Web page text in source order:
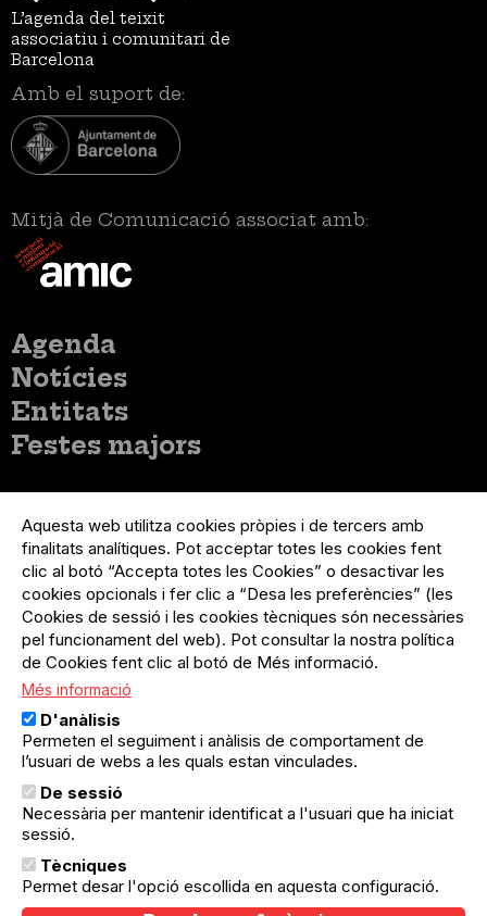
L’agenda del teixit
associatiu i comunitari de
Barcelona
Amb el suport de:
Mitjà de Comunicació associat amb:
Menú
principal
Agenda
Notícies
Entitats
Festes majors
del
compte
d'usuari
Menú
usuari
no
loggat
Registre organització
Menú
Peu
Sobre el projecte
Preguntes freqüents
Contacte
Menú
Legal
Política de privacitat
Avís legal
Política de cookies
El Quèdequè no es fa responsable de les activitats
programades; en són responsables els col·lectius
organitzadors.
© Quedequè, 2025
Aquesta web utilitza cookies pròpies i de tercers amb
finalitats analítiques. Pot acceptar totes les cookies fent
clic al botó “Accepta totes les Cookies” o desactivar les
cookies opcionals i fer clic a “Desa les preferències” (les
Cookies de sessió i les cookies tècniques són necessàries
pel funcionament del web). Pot consultar la nostra política
de Cookies fent clic al botó de Més informació.
Més informació
D'anàlisis
Permeten el seguiment i anàlisis de comportament de
l’usuari de webs a les quals estan vinculades.
De sessió
Necessària per mantenir identificat a l'usuari que ha iniciat
sessió.
Tècniques
Permet desar l'opció escollida en aquesta configuració.